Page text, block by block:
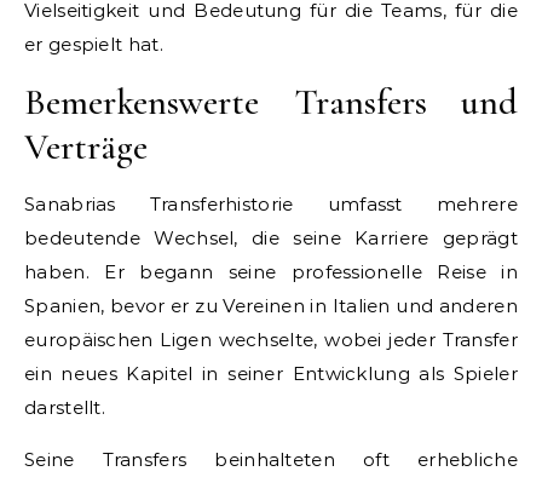
Vielseitigkeit und Bedeutung für die Teams, für die
er gespielt hat.
Bemerkenswerte Transfers und
Verträge
Sanabrias Transferhistorie umfasst mehrere
bedeutende Wechsel, die seine Karriere geprägt
haben. Er begann seine professionelle Reise in
Spanien, bevor er zu Vereinen in Italien und anderen
europäischen Ligen wechselte, wobei jeder Transfer
ein neues Kapitel in seiner Entwicklung als Spieler
darstellt.
Seine Transfers beinhalteten oft erhebliche